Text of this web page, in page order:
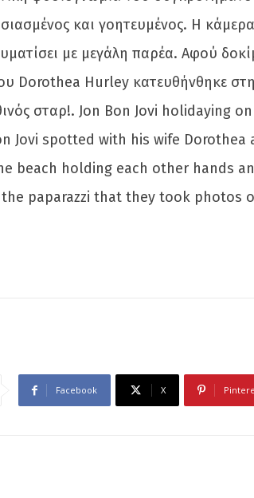
και γοητευμένος. Η
με μεγάλη παρέα. Αφού
Dorothea Hurley κατευθήνθηκε
σταρ!. Jon Bon Jovi holidaying
Jovi spotted with his wife Dorothea
beach holding each other hands
paparazzi that they took photos
Facebook X